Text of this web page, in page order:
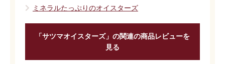
ミネラルたっぷりのオイスターズ
「サツマオイスターズ」の関連の商品レビューを
見る